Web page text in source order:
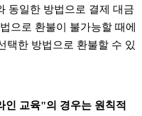
동일한 방법으로 결제 대금
으로 환불이 불가능할 때에
택한 방법으로 환불할 수 있
교육"의 경우는 원칙적